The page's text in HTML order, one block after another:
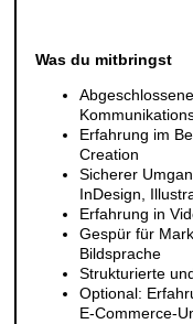
Was du mitbringst
Erfahrung im
Creation
Sicherer
InDesign,
Erfahrung in
Gespür für
Bildsprache
Strukturierte
Optional:
E-Commerce-